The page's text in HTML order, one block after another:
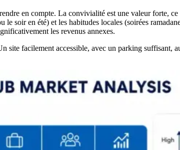
en compte. La convivialité est une valeur forte,
soir en été) et les habitudes locales (soirées
les revenus annexes.
site facilement accessible, avec un parking suffisant,